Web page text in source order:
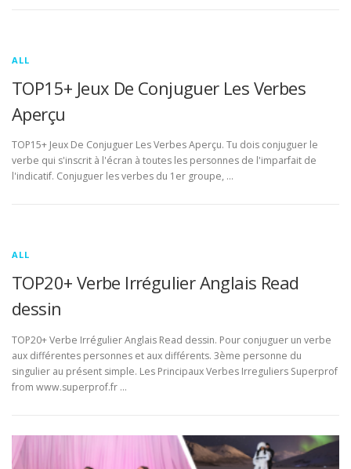
ALL
TOP15+ Jeux De Conjuguer Les Verbes
Aperçu
TOP15+ Jeux De Conjuguer Les Verbes Aperçu. Tu dois conjuguer le
verbe qui s'inscrit à l'écran à toutes les personnes de l'imparfait de
l'indicatif. Conjuguer les verbes du 1er groupe, …
ALL
TOP20+ Verbe Irrégulier Anglais Read
dessin
TOP20+ Verbe Irrégulier Anglais Read dessin. Pour conjuguer un verbe
aux différentes personnes et aux différents. 3ème personne du
singulier au présent simple. Les Principaux Verbes Irreguliers Superprof
from www.superprof.fr …